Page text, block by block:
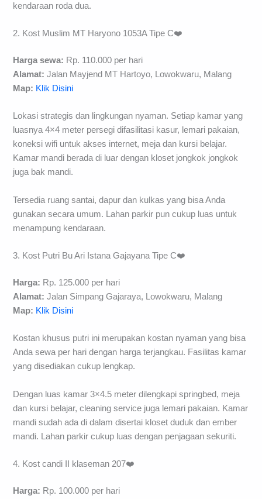
kendaraan roda dua.
2. Kost Muslim MT Haryono 1053A Tipe C❤️
Harga sewa: Rp. 110.000 per hari
Alamat: Jalan Mayjend MT Hartoyo, Lowokwaru, Malang
Map: Klik Disini
Lokasi strategis dan lingkungan nyaman. Setiap kamar yang
luasnya 4×4 meter persegi difasilitasi kasur, lemari pakaian,
koneksi wifi untuk akses internet, meja dan kursi belajar.
Kamar mandi berada di luar dengan kloset jongkok jongkok
juga bak mandi.
Tersedia ruang santai, dapur dan kulkas yang bisa Anda
gunakan secara umum. Lahan parkir pun cukup luas untuk
menampung kendaraan.
3. Kost Putri Bu Ari Istana Gajayana Tipe C❤️
Harga: Rp. 125.000 per hari
Alamat: Jalan Simpang Gajaraya, Lowokwaru, Malang
Map: Klik Disini
Kostan khusus putri ini merupakan kostan nyaman yang bisa
Anda sewa per hari dengan harga terjangkau. Fasilitas kamar
yang disediakan cukup lengkap.
Dengan luas kamar 3×4.5 meter dilengkapi springbed, meja
dan kursi belajar, cleaning service juga lemari pakaian. Kamar
mandi sudah ada di dalam disertai kloset duduk dan ember
mandi. Lahan parkir cukup luas dengan penjagaan sekuriti.
4. Kost candi II klaseman 207❤️
Harga: Rp. 100.000 per hari